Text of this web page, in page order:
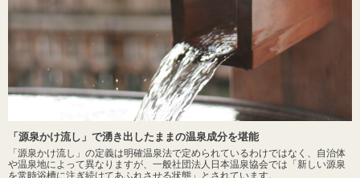
「源泉かけ流し」で湧き出したままの温泉成分を堪能
「源泉かけ流し」の定義は明確温泉法で定められているわけではなく、自治体
や温泉地によって異なりますが、一般社団法人日本温泉協会では「新しい源泉
を常時浴槽に注ぎ続けてあふれさせる状態」とされています。